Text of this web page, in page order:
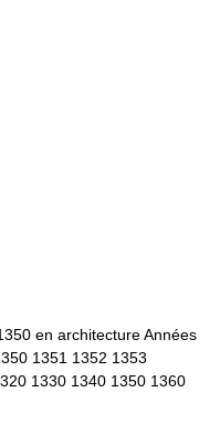
en architecture Années
1351 1352 1353
1330 1340 1350 1360